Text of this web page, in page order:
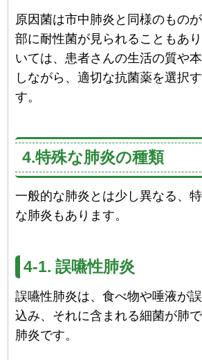
原因菌は市中肺炎と同様のもの
部に耐性菌が見られることもあ
いては、患者さんの生活の質や
しながら、適切な抗菌薬を選択
す。
4.特殊な肺炎の種類
一般的な肺炎とは少し異なる、
な肺炎もあります。
4-1. 誤嚥性肺炎
誤嚥性肺炎は、食べ物や唾液が
込み、それに含まれる細菌が肺
肺炎です。